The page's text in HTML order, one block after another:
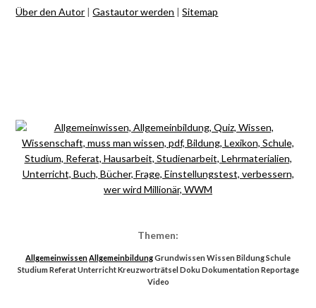
Über den Autor |Gastautor werden |Sitemap
Themen:
AllgemeinwissenAllgemeinbildungGrundwissen Wissen Bildung Schule
Studium Referat Unterricht Kreuzworträtsel Doku Dokumentation Reportage
Video